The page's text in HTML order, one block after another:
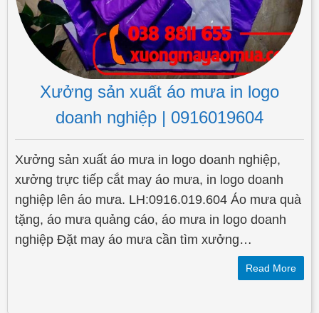
Xưởng sản xuất áo mưa in logo
doanh nghiệp | 0916019604
Xưởng sản xuất áo mưa in logo doanh nghiệp,
xưởng trực tiếp cắt may áo mưa, in logo doanh
nghiệp lên áo mưa. LH:0916.019.604 Áo mưa quà
tặng, áo mưa quảng cáo, áo mưa in logo doanh
nghiệp Đặt may áo mưa cần tìm xưởng…
Read More